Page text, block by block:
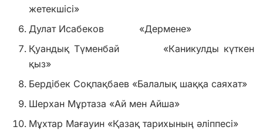
жетекшісі»
Дулат Исабеков «Дермене»
Қуандық Түменбай «Каникулды күткен
қыз»
Бердібек Соқпақбаев «Балалық шаққа саяхат»
Шерхан Мұртаза «Ай мен Айша»
Мұхтар Мағауин «Қазақ тарихының әліппесі»